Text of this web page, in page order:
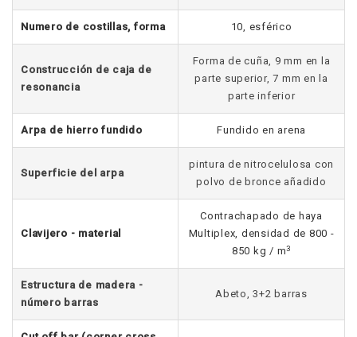
Numero de costillas, forma 10, esférico
Construcción de caja de
resonancia
Forma de cuña, 9 mm en la
parte superior, 7 mm en la
parte inferior
Arpa de hierro fundido Fundido en arena
Superficie del arpa
pintura de nitrocelulosa con
polvo de bronce añadido
Clavijero - material
Contrachapado de haya
Multiplex, densidad de 800 -
850 kg / m3
Estructura de madera -
número barras
Abeto, 3+2 barras